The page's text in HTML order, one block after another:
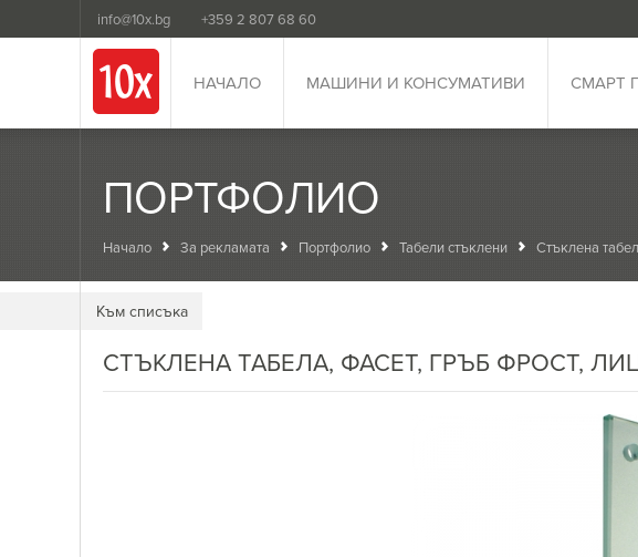
info@10x.bg +359 2 807 68 60
НАЧАЛО МАШИНИ И КОНСУМАТИВИ СМАРТ
ПОРТФОЛИО
Начало За рекламата Портфолио Табели стъклени Стъклена
Kъм списъка
СТЪКЛЕНА ТАБЕЛА, ФАСЕТ, ГРЪБ ФРОСТ,